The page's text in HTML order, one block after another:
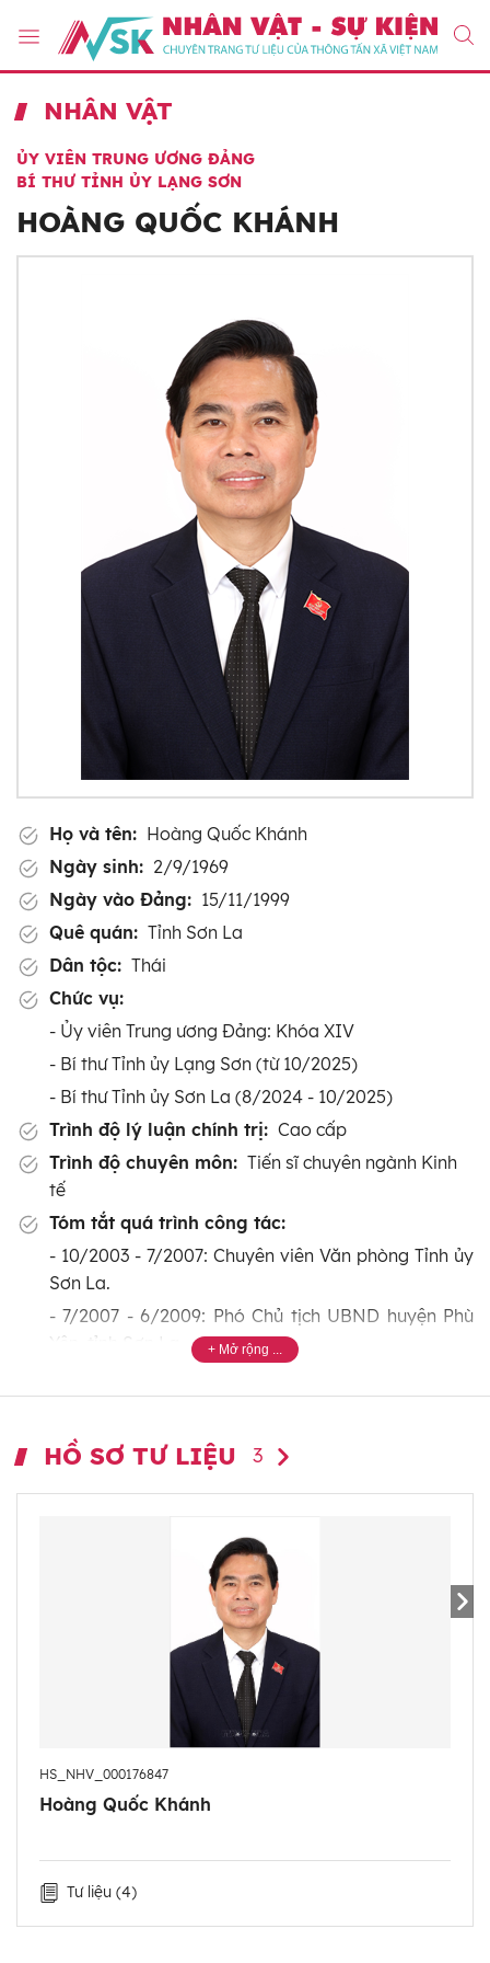
NHÂN VẬT
ỦY VIÊN TRUNG ƯƠNG ĐẢNG
BÍ THƯ TỈNH ỦY LẠNG SƠN
HOÀNG QUỐC KHÁNH
Họ và tên: Hoàng Quốc Khánh
Ngày sinh: 2/9/1969
Ngày vào Đảng: 15/11/1999
Quê quán: Tỉnh Sơn La
Dân tộc: Thái
Chức vụ:
- Ủy viên Trung ương Đảng: Khóa XIV
- Bí thư Tỉnh ủy Lạng Sơn (từ 10/2025)
- Bí thư Tỉnh ủy Sơn La (8/2024 - 10/2025)
Trình độ lý luận chính trị: Cao cấp
Trình độ chuyên môn: Tiến sĩ chuyên ngành Kinh
tế
Tóm tắt quá trình công tác:
- 10/2003 - 7/2007: Chuyên viên Văn phòng Tỉnh ủy
Sơn La.
- 7/2007 - 6/2009: Phó Chủ tịch UBND huyện Phù
Yên, tỉnh Sơn La.
UBND huyện Phù Yên, tỉnh Sơn La.
- 7/2010 - 9/2010: Bí thư Huyện ủy, Chủ tịch UBND
huyện Phù Yên, tỉnh Sơn La.
- 9/2010 - 6/2011: Ủy viên Ban Chấp hành Đảng bộ,
- 6/2011 - 6/2014: Ủy viên Ban Chấp hành Đảng bộ,
Bí thư Huyện ủy, Chủ tịch HĐND huyện Phù Yên, tỉnh
- 6/2014 - 6/2015: Ủy viên Ban Chấp hành Đảng bộ,
Bí thư Đảng ủy, Giám đốc Sở Kế hoạch và Đầu tư
Trưởng Ban Dân vận Tỉnh ủy Sơn La.
- 8/2015 - 9/2015: Ủy viên Ban Chấp hành Đảng bộ,
- 9/2015 - 6/2019: Ủy viên Ban Thường vụ Tỉnh ủy,
Chủ nhiệm Ủy ban Kiểm tra Tỉnh ủy Sơn La.
HỒ SƠ TƯ LIỆU 3
HS_NHV_000176847
Hoàng Quốc Khánh
Tư liệu (4)